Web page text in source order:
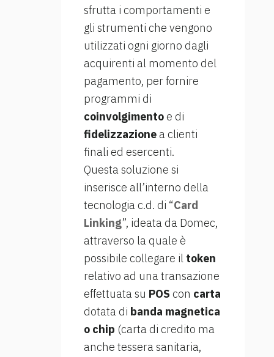
sfrutta i comportamenti e
gli strumenti che vengono
utilizzati ogni giorno dagli
acquirenti al momento del
pagamento, per fornire
programmi di
coinvolgimento e di
fidelizzazione a clienti
finali ed esercenti.
Questa soluzione si
inserisce all’interno della
tecnologia c.d. di “Card
Linking”, ideata da Domec,
attraverso la quale è
possibile collegare il token
relativo ad una transazione
effettuata su POS con carta
dotata di banda magnetica
o chip (carta di credito ma
anche tessera sanitaria,